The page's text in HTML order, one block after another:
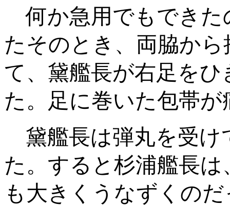
何か急用でもできた
たそのとき、両脇か
て、黛艦長が右足を
た。足に巻いた包帯
黛艦長は弾丸を受け
た。すると杉浦艦長
も大きくうなずくの